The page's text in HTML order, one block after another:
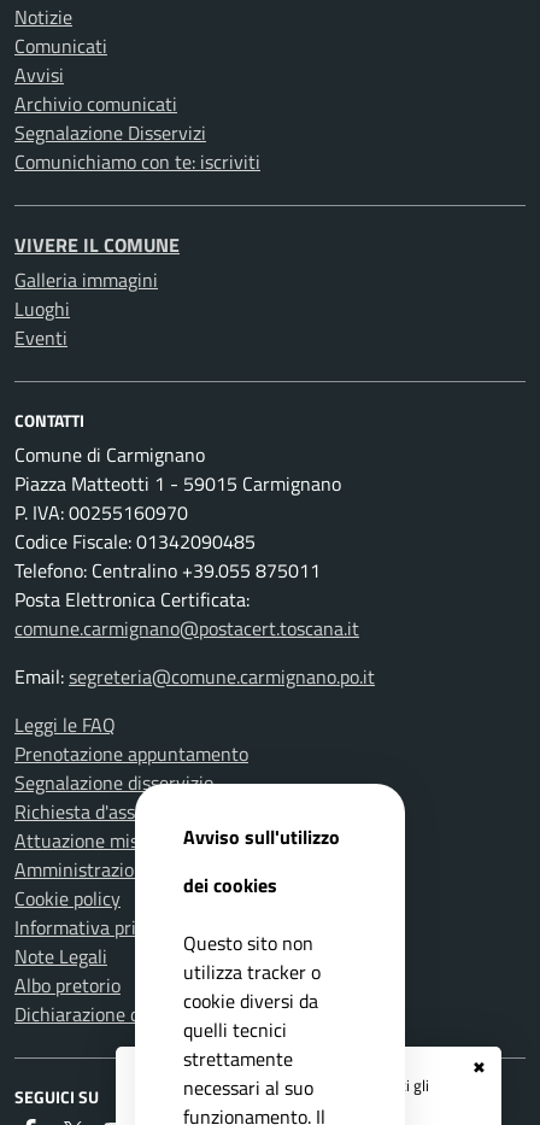
✖
Registrati ai serviziAPP IO
e ricevi tutti gli
aggiornamenti dall'Ente
Notizie
Comunicati
Avvisi
Archivio comunicati
Segnalazione Disservizi
Comunichiamo con te: iscriviti
VIVERE IL COMUNE
Galleria immagini
Luoghi
Eventi
CONTATTI
Comune di Carmignano
Piazza Matteotti 1 - 59015 Carmignano
P. IVA: 00255160970
Codice Fiscale: 01342090485
Telefono: Centralino +39.055 875011
Posta Elettronica Certificata:
comune.carmignano@postacert.toscana.it
Email:segreteria@comune.carmignano.po.it
Leggi le FAQ
Prenotazione appuntamento
Segnalazione disservizio
Richiesta d'assistenza
Attuazione misure PNRR
Amministrazione trasparente
Cookie policy
Informativa privacy
Note Legali
Albo pretorio
Dichiarazione di accessibilità
SEGUICI SU
Avviso sull'utilizzo
dei cookies
Questo sito non
utilizza tracker o
cookie diversi da
quelli tecnici
strettamente
necessari al suo
funzionamento. Il